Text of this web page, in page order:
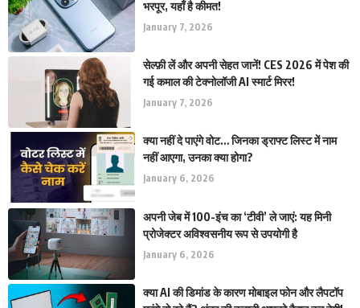
भरपूर, यहाँ है कीमत!
January 7, 2026
सेल्फ़ी लें और अपनी सेहत जानें! CES 2026 में पेश की
गई कमाल की टेक्नोलॉजी AI स्मार्ट मिरर!
January 7, 2026
क्या नहीं दे पाएंगे वोट… जिनका ड्राफ्ट लिस्ट में नाम
नहीं आएगा, उनका क्या होगा?
January 6, 2026
अपनी जेब में 100-इंच का ‘टीवी’ ले जाएं: यह मिनी
प्रोजेक्टर अविश्वसनीय रूप से उपयोगी है
January 6, 2026
क्या AI की डिमांड के कारण मोबाइल फोन और लैपटॉप